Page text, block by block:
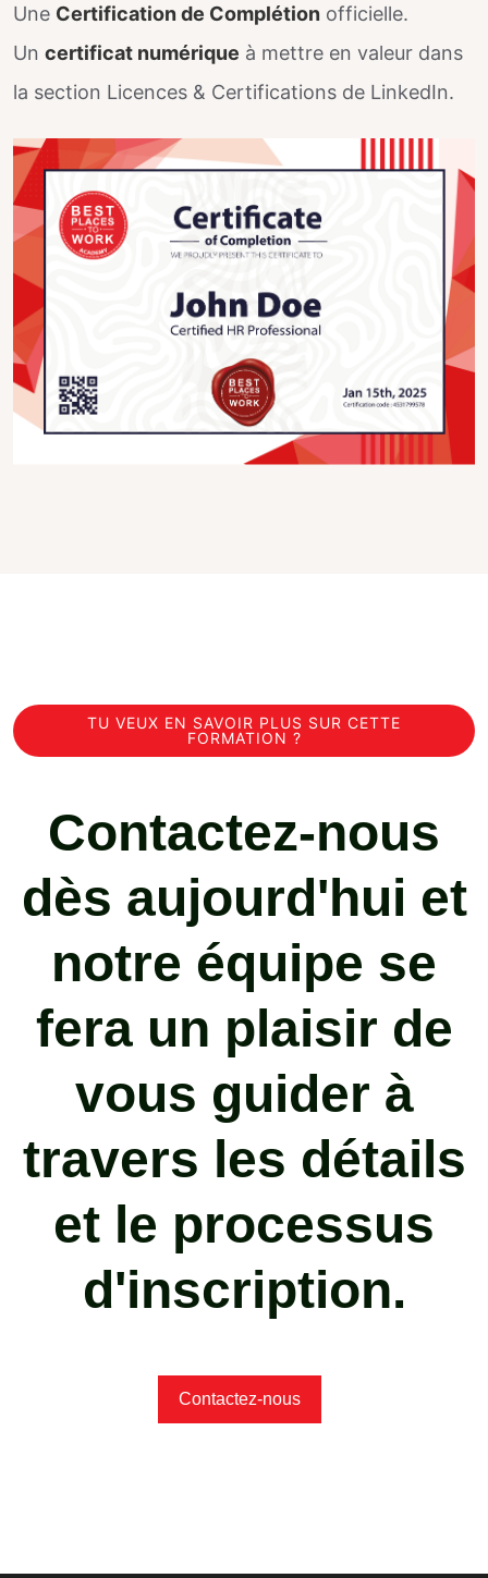
Une Certification de Complétion officielle.
Un certificat numérique à mettre en valeur dans
la section Licences & Certifications de LinkedIn.
TU VEUX EN SAVOIR PLUS SUR CETTE
FORMATION ?
Contactez-nous
dès aujourd'hui et
notre équipe se
fera un plaisir de
vous guider à
travers les détails
et le processus
d'inscription.
Contactez-nous